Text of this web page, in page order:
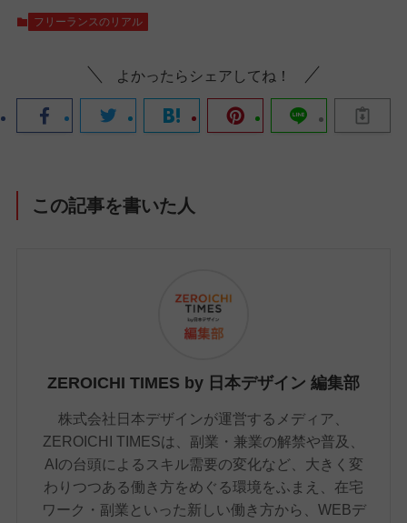
フリーランスのリアル
よかったらシェアしてね！
この記事を書いた人
ZEROICHI TIMES by 日本デザイン 編集部
株式会社日本デザインが運営するメディア、
ZEROICHI TIMESは、副業・兼業の解禁や普及、
AIの台頭によるスキル需要の変化など、大きく変
わりつつある働き方をめぐる環境をふまえ、在宅
ワーク・副業といった新しい働き方から、WEBデ